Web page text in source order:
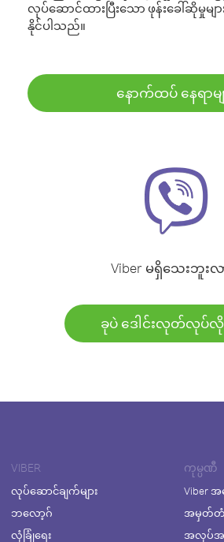
လုပ်ဆောင်ထားပြီးသော ဖုန်းခေါ်ဆိုမှုမ
နိုင်ပါသည်။
နောက်ထပ် နေရာမျ
Viber မရှိသေးဘူးလ
ခုပဲ ဒေါင်းလုတ်လုပ်လို
VIBER
လုပ်ဆောင်ချက်များ
ဘလော့ဂ်
လုံခြုံရေး
ကုမ္ပဏီ
Viber အ
အမှတ်တံ
အလုပ်အ